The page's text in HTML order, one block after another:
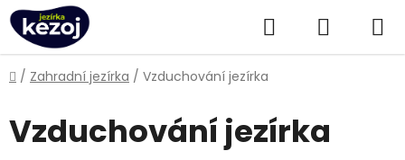
Přejít
na
obsah
Hledat
KOŠÍK
Domů
/ Zahradní jezírka / Vzduchování jezírka
Vzduchování jezírka